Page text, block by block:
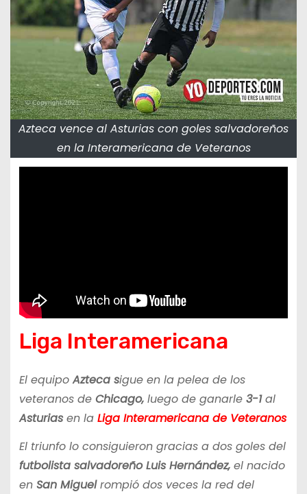
Azteca vence al Asturias con goles salvadoreños
en la Interamericana de Veteranos
Liga Interamericana
El equipoAzteca sigue en la pelea de los
veteranos de Chicago,luego de ganarle 3-1al
Asturiasen la Liga Interamericana de Veteranos
El triunfo lo consiguieron gracias a dos goles del
futbolista salvadoreño Luis Hernández,el nacido
en San Miguelrompió dos veces la red del